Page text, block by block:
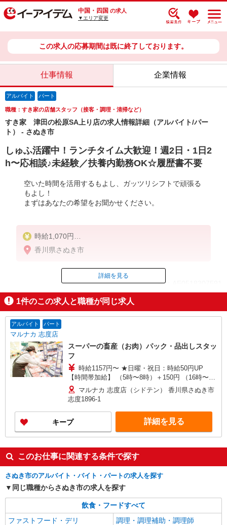
中国・四国 の求人
▼エリア変更
この求人の応募期間は既に終了しております。
仕事情報 企業情報
アルバイト パート
職種：すき家の店舗スタッフ（接客・調理・清掃など）
すき家 津田の松原SA上り店の求人情報詳細（アルバイト/パー
ト） - さぬき市
しゅふ活躍中！ランチタイム大歓迎！週2日・1日2
h〜応相談♪未経験／扶養内勤務OK☆履歴書不要
空いた時間を活用するもよし、ガッツリシフトで頑張る
もよし！
まずはあなたの希望をお聞かせください。
時給1,070円
※22:00以降：時給1,338円
※高校生時給1,040円
香川県さぬき市
ID：AE0518307591
掲載期間終了
詳細を見る
1件のこの求人と職種が同じ求人
アルバイト パート
マルナカ 志度店
スーパーの畜産（お肉）パック・品出しスタッ
フ
時給1157円〜 ★日曜・祝日：時給50円UP
【時間帯加給】 （5時〜8時）＋150円 （16時〜翌
5時）＋150円 ※22時〜翌5時は別途深夜割増あり
マルナカ 志度店（シドテン） 香川県さぬき市
志度1896-1
キープ 詳細を見る
このお仕事に関連する条件で探す
さぬき市のアルバイト・バイト・パートの求人を探す
同じ職種からさぬき市の求人を探す
飲食・フードすべて
ファストフード・デリ
調理・調理補助・調理師